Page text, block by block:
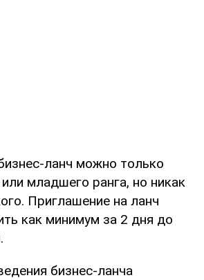
ланч можно только
младшего ранга, но никак
Приглашение на ланч
как минимум за 2 дня до
бизнес-ланча